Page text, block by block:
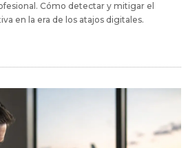
Cómo detectar y mitigar el
en la era de los atajos digitales.